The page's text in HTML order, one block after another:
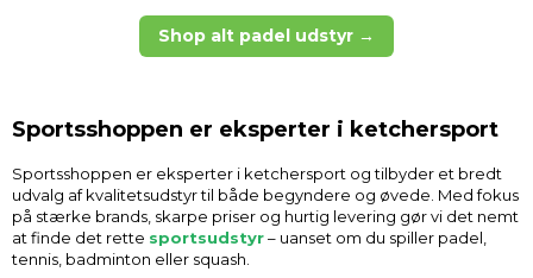
Shop alt padel udstyr →
Sportsshoppen er eksperter i ketchersport
Sportsshoppen er eksperter i ketchersport og tilbyder et bredt
udvalg af kvalitetsudstyr til både begyndere og øvede. Med fokus
på stærke brands, skarpe priser og hurtig levering gør vi det nemt
at finde det rette sportsudstyr– uanset om du spiller padel,
tennis, badminton eller squash.